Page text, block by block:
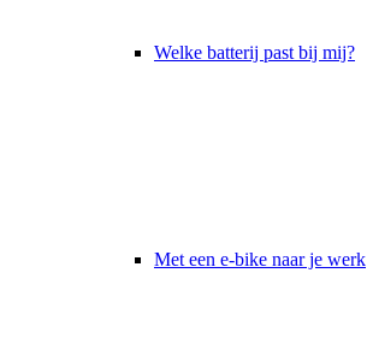
Welke batterij past bij mij?
Met een e-bike naar je werk